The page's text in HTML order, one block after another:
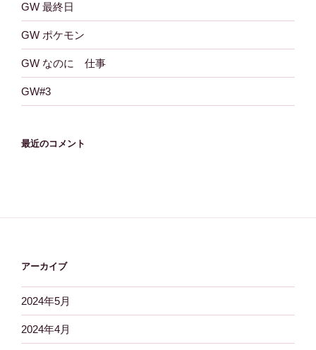
GW 最終日
GW ポケモン
GW なのに 仕事
GW#3
最近のコメント
アーカイブ
2024年5月
2024年4月